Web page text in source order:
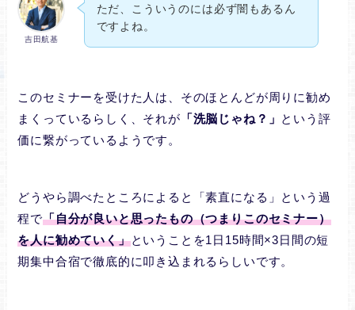
吉田航基
ただ、こういうのには必ず闇もあるん
ですよね。
このセミナーを受けた人は、そのほとんどが周りに勧め
まくっているらしく、それが 「洗脳じゃね？」 という評
価に繋がっているようです。
どうやら調べたところによると「素直になる」という過
程で「自分が良いと思ったもの（つまりこのセミナー）
を人に勧めていく」ということを1日15時間×3日間の短
期集中合宿で徹底的に叩き込まれるらしいです。